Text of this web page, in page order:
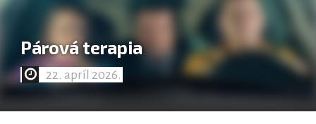
Párová terapia
22. apríl 2026.